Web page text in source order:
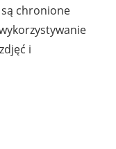
chronione
i